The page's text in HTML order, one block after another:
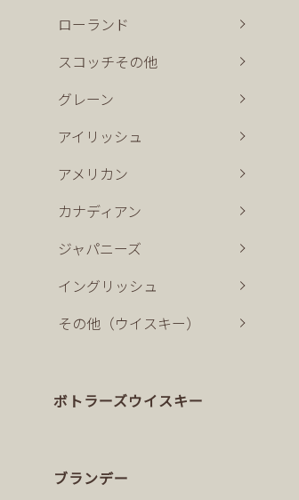
ローランド
スコッチその他
グレーン
アイリッシュ
アメリカン
カナディアン
ジャパニーズ
イングリッシュ
その他（ウイスキー）
ボトラーズウイスキー
ブランデー